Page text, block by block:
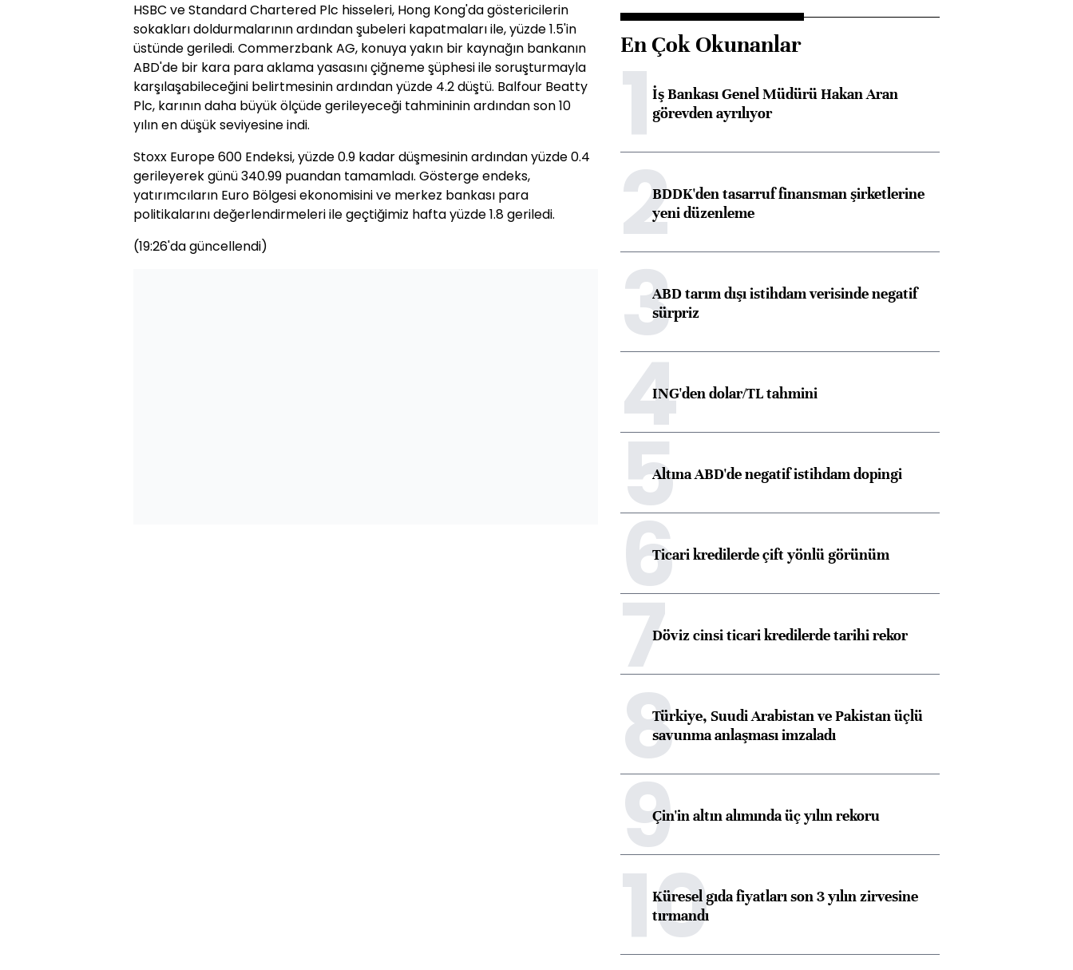
HSBC ve Standard Chartered Plc hisseleri, Hong Kong'da göstericilerin
sokakları doldurmalarının ardından şubeleri kapatmaları ile, yüzde 1.5'in
üstünde geriledi. Commerzbank AG, konuya yakın bir kaynağın bankanın
ABD'de bir kara para aklama yasasını çiğneme şüphesi ile soruşturmayla
karşılaşabileceğini belirtmesinin ardından yüzde 4.2 düştü. Balfour Beatty
Plc, karının daha büyük ölçüde gerileyeceği tahmininin ardından son 10
yılın en düşük seviyesine indi.
Stoxx Europe 600 Endeksi, yüzde 0.9 kadar düşmesinin ardından yüzde 0.4
gerileyerek günü 340.99 puandan tamamladı. Gösterge endeks,
yatırımcıların Euro Bölgesi ekonomisini ve merkez bankası para
politikalarını değerlendirmeleri ile geçtiğimiz hafta yüzde 1.8 geriledi.
(19:26'da güncellendi)
En Çok Okunanlar
1İş Bankası Genel Müdürü Hakan Aran
görevden ayrılıyor
2BDDK'den tasarruf finansman şirketlerine
yeni düzenleme
3ABD tarım dışı istihdam verisinde negatif
sürpriz
4ING'den dolar/TL tahmini
5Altına ABD'de negatif istihdam dopingi
6Ticari kredilerde çift yönlü görünüm
7Döviz cinsi ticari kredilerde tarihi rekor
8Türkiye, Suudi Arabistan ve Pakistan üçlü
savunma anlaşması imzaladı
9Çin'in altın alımında üç yılın rekoru
10
Küresel gıda fiyatları son 3 yılın zirvesine
tırmandı